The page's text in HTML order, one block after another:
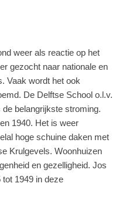
weer als reactie op het
gezocht naar nationale en
Vaak wordt het ook
De Delftse School o.l.v.
belangrijkste stroming.
1940. Het is weer
hoge schuine daken met
Krulgevels. Woonhuizen
en gezelligheid. Jos
1949 in deze